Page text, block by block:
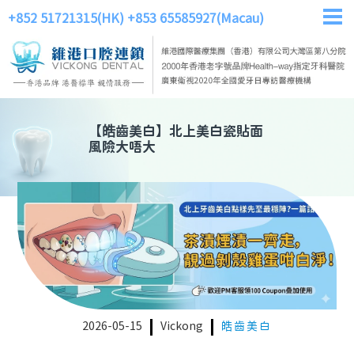
+852 51721315(HK) +853 65585927(Macau)
【皓齒美白】 北上美白瓷貼面
風險大唔大
2026-05-15 Vickong 皓齒美白